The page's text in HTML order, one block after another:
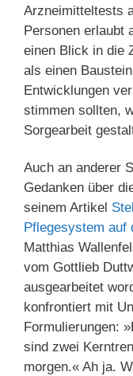
Arzneimitteltests
Personen erlaubt
einen Blick in die
als einen
Entwicklungen
stimmen sollten,
Sorgearbeit
Auch an anderer
Gedanken über
seinem Artikel
Pflegesystem auf
Matthias
vom Gottlieb
ausgearbeitet
konfrontiert mit
Formulierungen:
sind zwei
morgen.« Ah ja.